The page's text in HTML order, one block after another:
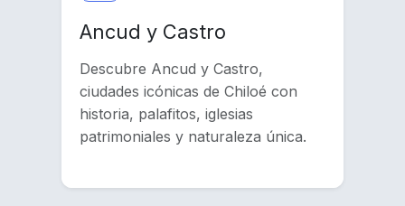
Ancud y Castro
Descubre Ancud y Castro,
ciudades icónicas de Chiloé con
historia, palafitos, iglesias
patrimoniales y naturaleza única.